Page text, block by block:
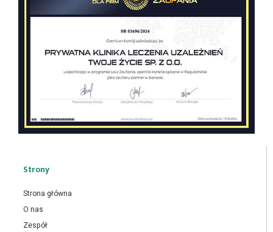
Strony
Strona główna
O nas
Zespół